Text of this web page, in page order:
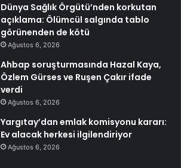
Dünya Sağlık Örgütü’nden korkutan
açıklama: Ölümcül salgında tablo
görünenden de kötü
Ağustos 6, 2026
Ahbap soruşturmasında Hazal Kaya,
Özlem Gürses ve Ruşen Çakır ifade
verdi
Ağustos 6, 2026
Yargıtay’dan emlak komisyonu kararı:
Ev alacak herkesi ilgilendiriyor
Ağustos 6, 2026